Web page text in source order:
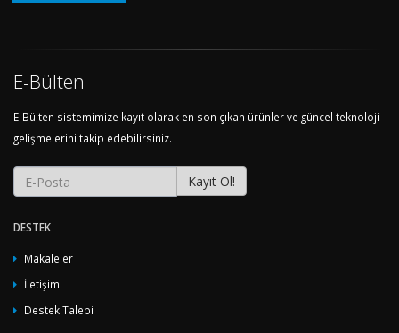
E-Bülten
E-Bülten sistemimize kayıt olarak en son çıkan ürünler ve güncel teknoloji
gelişmelerini takip edebilirsiniz.
Kayıt Ol!
DESTEK
Makaleler
İletişim
Destek Talebi